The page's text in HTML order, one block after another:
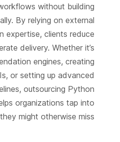
without building
By relying on external
expertise, clients reduce
delivery. Whether it’s
engines, creating
or setting up advanced
outsourcing Python
organizations tap into
might otherwise miss.